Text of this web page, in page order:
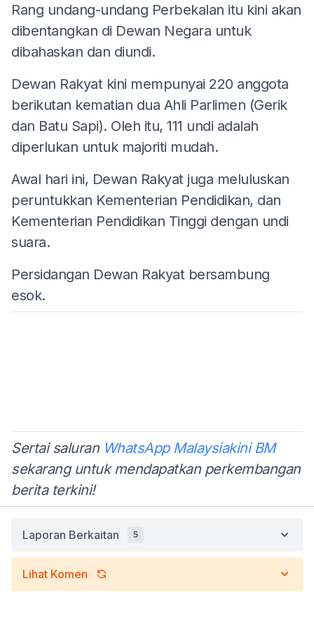
Rang undang-undang Perbekalan itu kini akan
dibentangkan di Dewan Negara untuk
dibahaskan dan diundi.
Dewan Rakyat kini mempunyai 220 anggota
berikutan kematian dua Ahli Parlimen (Gerik
dan Batu Sapi). Oleh itu, 111 undi adalah
diperlukan untuk majoriti mudah.
Awal hari ini, Dewan Rakyat juga meluluskan
peruntukkan Kementerian Pendidikan, dan
Kementerian Pendidikan Tinggi dengan undi
suara.
Persidangan Dewan Rakyat bersambung
esok.
Sertai saluran WhatsApp Malaysiakini BM
sekarang untuk mendapatkan perkembangan
berita terkini!
Laporan Berkaitan 5
Lihat Komen